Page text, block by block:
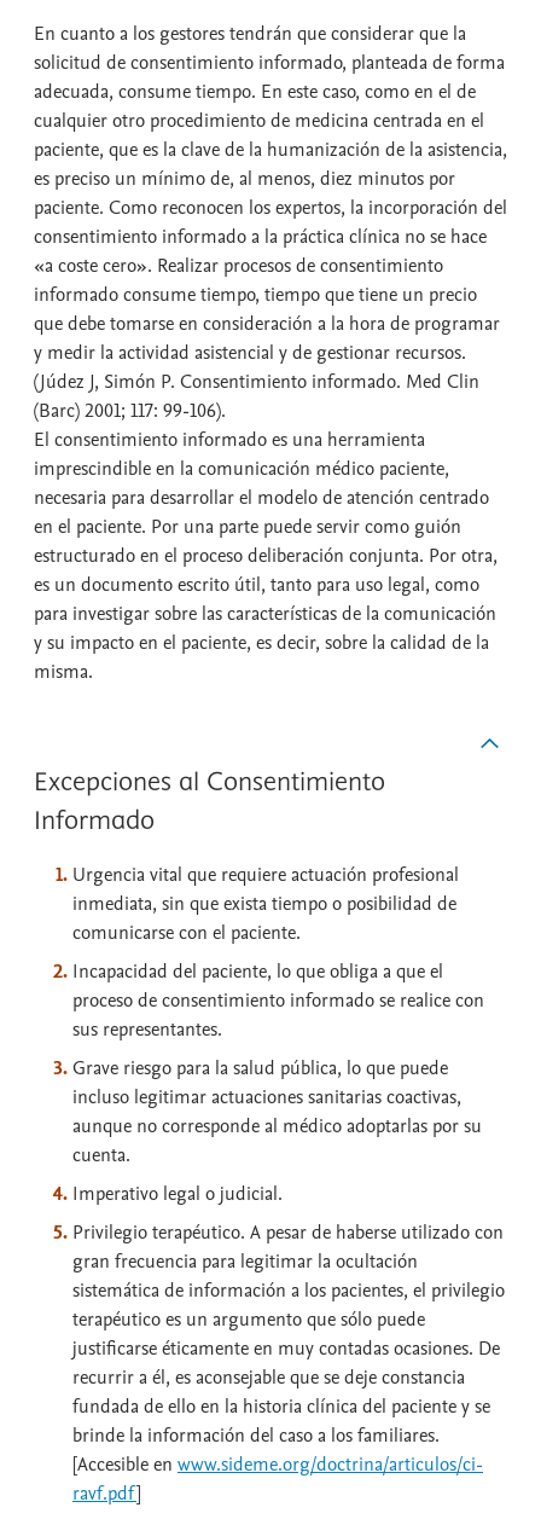
En cuanto a los gestores tendrán que considerar que la
solicitud de consentimiento informado, planteada de forma
adecuada, consume tiempo. En este caso, como en el de
cualquier otro procedimiento de medicina centrada en el
paciente, que es la clave de la humanización de la asistencia,
es preciso un mínimo de, al menos, diez minutos por
paciente. Como reconocen los expertos, la incorporación del
consentimiento informado a la práctica clínica no se hace
«a coste cero». Realizar procesos de consentimiento
informado consume tiempo, tiempo que tiene un precio
que debe tomarse en consideración a la hora de programar
y medir la actividad asistencial y de gestionar recursos.
(Júdez J, Simón P. Consentimiento informado. Med Clin
(Barc) 2001; 117: 99-106).
El consentimiento informado es una herramienta
imprescindible en la comunicación médico paciente,
necesaria para desarrollar el modelo de atención centrado
en el paciente. Por una parte puede servir como guión
estructurado en el proceso deliberación conjunta. Por otra,
es un documento escrito útil, tanto para uso legal, como
para investigar sobre las características de la comunicación
y su impacto en el paciente, es decir, sobre la calidad de la
misma.
Excepciones al Consentimiento
Informado
Urgencia vital que requiere actuación profesional
inmediata, sin que exista tiempo o posibilidad de
comunicarse con el paciente.
Incapacidad del paciente, lo que obliga a que el
proceso de consentimiento informado se realice con
sus representantes.
Grave riesgo para la salud pública, lo que puede
incluso legitimar actuaciones sanitarias coactivas,
aunque no corresponde al médico adoptarlas por su
cuenta.
Imperativo legal o judicial.
Privilegio terapéutico. A pesar de haberse utilizado con
gran frecuencia para legitimar la ocultación
sistemática de información a los pacientes, el privilegio
terapéutico es un argumento que sólo puede
justificarse éticamente en muy contadas ocasiones. De
recurrir a él, es aconsejable que se deje constancia
fundada de ello en la historia clínica del paciente y se
brinde la información del caso a los familiares.
[Accesible en www.sideme.org/doctrina/articulos/ci-
ravf.pdf]